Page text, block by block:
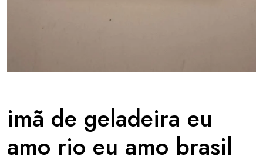
imã de geladeira eu
amo rio eu amo brasil